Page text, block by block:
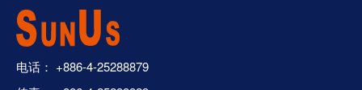
电话： +886-4-25288879